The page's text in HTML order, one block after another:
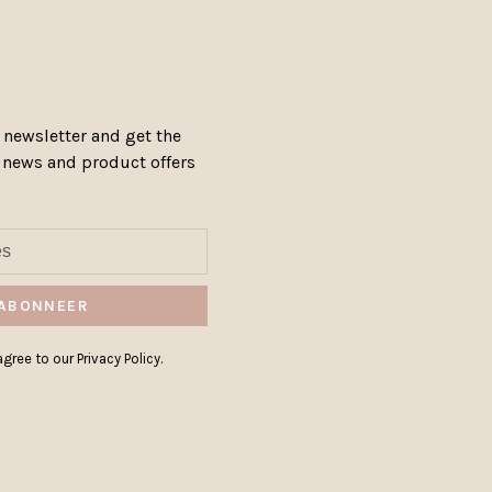
and get the
and product offers
to our Privacy Policy.